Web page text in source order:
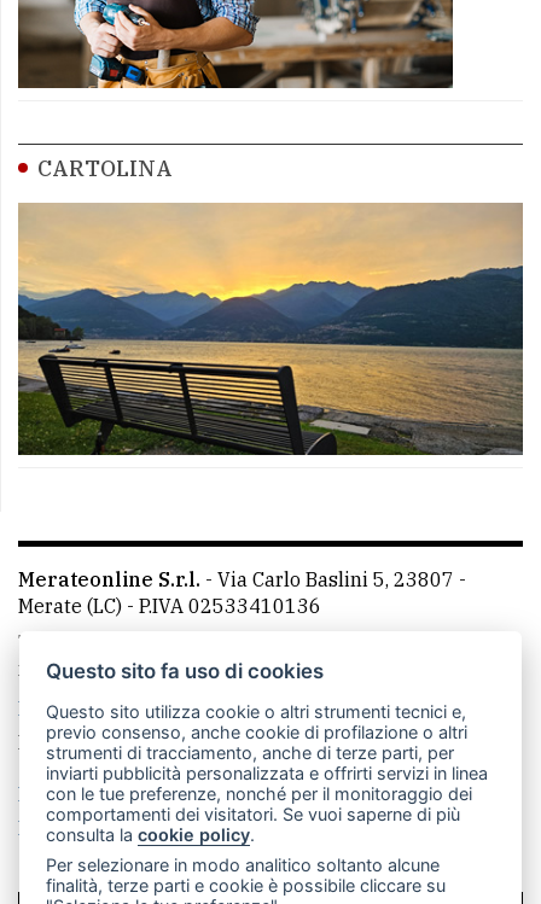
CARTOLINA
Merateonline S.r.l. - Via Carlo Baslini 5, 23807 -
Merate (LC) - P.IVA 02533410136
Telefono:
mail: redazione@leccoonline.com
La redazione
MerateOnline CasateOnline
RSS
Made by VIP
Privacy policy
Cookie policy
Rivedi le tue scelte sui cookie
Questo sito fa uso di cookies
Questo sito utilizza cookie o altri strumenti tecnici e,
previo consenso, anche cookie di profilazione o altri
strumenti di tracciamento, anche di terze parti, per
inviarti pubblicità personalizzata e offrirti servizi in linea
con le tue preferenze, nonché per il monitoraggio dei
comportamenti dei visitatori. Se vuoi saperne di più
consulta lacookie policy.
Per selezionare in modo analitico soltanto alcune
finalità, terze parti e cookie è possibile cliccare su